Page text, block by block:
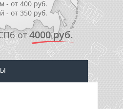
- от 400 руб.
- от 350 руб.
от4000 руб.